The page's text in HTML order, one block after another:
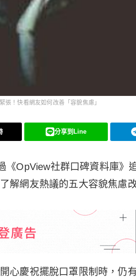
張！快看網友如何改善「容貌焦慮」
分享到Line
《OpView社群口碑資料庫》
解網友熱議的五大容貌焦慮
心慶祝擺脫口罩限制時，仍